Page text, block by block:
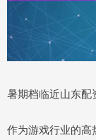
暑期档临近山东配
作为游戏行业的高